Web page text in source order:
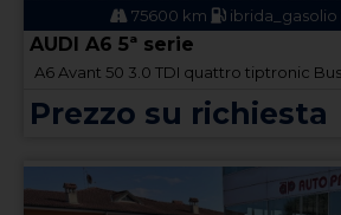
75600 km ibrida_gasolio
AUDI A6 5ª serie
A6 Avant 50 3.0 TDI quattro tiptronic
Prezzo su richiesta